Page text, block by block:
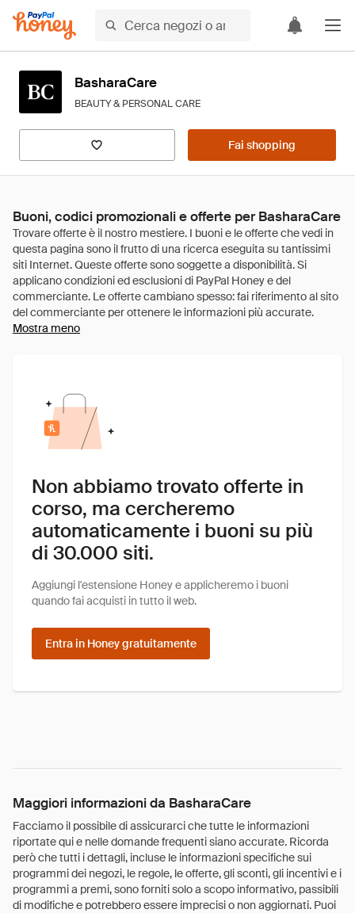
BasharaCare
BEAUTY & PERSONAL CARE
Fai shopping
Buoni, codici promozionali e offerte per BasharaCare
Mostra meno
Non abbiamo trovato offerte in
corso, ma cercheremo
automaticamente i buoni su più
di 30.000 siti.
Aggiungi l'estensione Honey e applicheremo i buoni
quando fai acquisti in tutto il web.
Entra in Honey gratuitamente
Maggiori informazioni da BasharaCare
Facciamo il possibile di assicurarci che tutte le informazioni
riportate qui e nelle domande frequenti siano accurate. Ricorda
però che tutti i dettagli, incluse le informazioni specifiche sui
programmi dei negozi, le regole, le offerte, gli sconti, gli incentivi e i
programmi a premi, sono forniti solo a scopo informativo, passibili
di modifiche e potrebbero essere imprecisi o non aggiornati. Puoi